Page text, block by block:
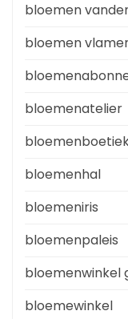
bloemen
bloemen
bloemenatelier
bloemenhal
bloemeniris
bloemenpaleis
bloemenwinkel
bloemewinkel